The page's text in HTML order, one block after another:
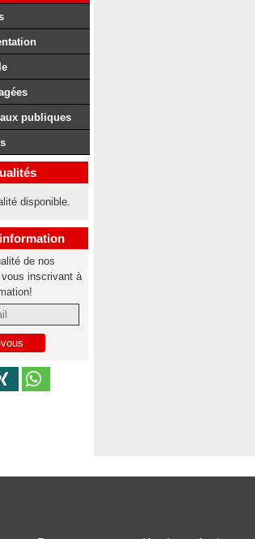
publiques
disponible.
de nos
inscrivant à